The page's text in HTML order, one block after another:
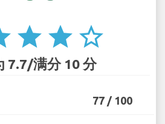
star star star_border
7.7/满分 10 分
77 / 100